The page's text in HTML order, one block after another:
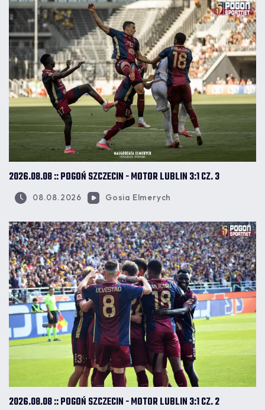
2026.08.08 :: POGOŃ SZCZECIN - MOTOR LUBLIN 3:1 CZ. 3
08.08.2026 Gosia Elmerych
2026.08.08 :: POGOŃ SZCZECIN - MOTOR LUBLIN 3:1 CZ. 2